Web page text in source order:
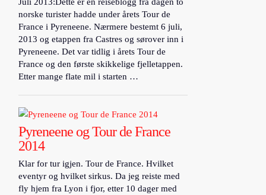
norske turister hadde under årets Tour de
France i Pyreneene. Nærmere bestemt 6 juli,
2013 og etappen fra Castres og sørover inn i
Pyreneene. Det var tidlig i årets Tour de
France og den første skikkelige fjelletappen.
Etter mange flate mil i starten …
Pyreneene og Tour de France
2014
Klar for tur igjen. Tour de France. Hvilket
eventyr og hvilket sirkus. Da jeg reiste med
fly hjem fra Lyon i fjor, etter 10 dager med